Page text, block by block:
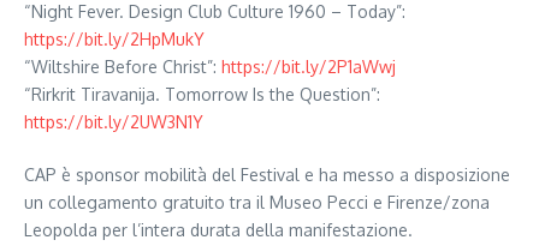
“Night Fever. Design Club Culture 1960 – Today”:
https://bit.ly/2HpMukY
“Wiltshire Before Christ”: https://bit.ly/2P1aWwj
“Rirkrit Tiravanija. Tomorrow Is the Question”:
https://bit.ly/2UW3N1Y
CAP è sponsor mobilità del Festival e ha messo a disposizione
un collegamento gratuito tra il Museo Pecci e Firenze/zona
Leopolda per l’intera durata della manifestazione.